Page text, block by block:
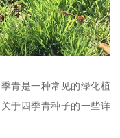
青是一种常见的绿化植
于四季青种子的一些详